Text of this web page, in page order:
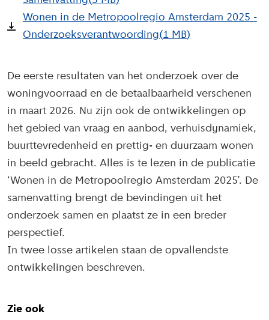
Wonen in de Metropoolregio Amsterdam 2025 -
Onderzoeksverantwoording(1 MB)
De eerste resultaten van het onderzoek over de
woningvoorraad en de betaalbaarheid verschenen
in maart 2026. Nu zijn ook de ontwikkelingen op
het gebied van vraag en aanbod, verhuisdynamiek,
buurttevredenheid en prettig- en duurzaam wonen
in beeld gebracht. Alles is te lezen in de publicatie
‘Wonen in de Metropoolregio Amsterdam 2025’. De
samenvatting brengt de bevindingen uit het
onderzoek samen en plaatst ze in een breder
perspectief.
In twee losse artikelen staan de opvallendste
ontwikkelingen beschreven.
Zie ook